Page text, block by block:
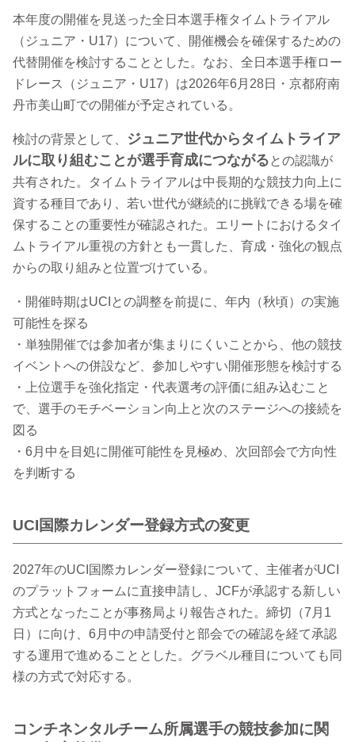
本年度の開催を見送った全日本選手権タイムトライアル
（ジュニア・U17）について、開催機会を確保するための
代替開催を検討することとした。なお、全日本選手権ロー
ドレース（ジュニア・U17）は2026年6月28日・京都府南
丹市美山町での開催が予定されている。
検討の背景として、
ジュニア世代からタイムトライア
ルに取り組むことが選手育成につながるとの認識が
共有された。タイムトライアルは中長期的な競技力向上に
資する種目であり、若い世代が継続的に挑戦できる場を確
保することの重要性が確認された。エリートにおけるタイ
ムトライアル重視の方針とも一貫した、育成・強化の観点
からの取り組みと位置づけている。
・開催時期はUCIとの調整を前提に、年内（秋頃）の実施
可能性を探る
・単独開催では参加者が集まりにくいことから、他の競技
イベントへの併設など、参加しやすい開催形態を検討する
・上位選手を強化指定・代表選考の評価に組み込むこと
で、選手のモチベーション向上と次のステージへの接続を
図る
・6月中を目処に開催可能性を見極め、次回部会で方向性
を判断する
UCI国際カレンダー登録方式の変更
2027年のUCI国際カレンダー登録について、主催者がUCI
のプラットフォームに直接申請し、JCFが承認する新しい
方式となったことが事務局より報告された。締切（7月1
日）に向け、6月中の申請受付と部会での確認を経て承認
する運用で進めることとした。グラベル種目についても同
様の方式で対応する。
コンチネンタルチーム所属選手の競技参加に関